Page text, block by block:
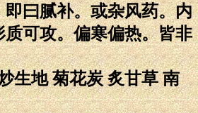
曰腻补。或杂风药。内
可攻。偏寒偏热。皆非
生地 菊花炭 炙甘草 南